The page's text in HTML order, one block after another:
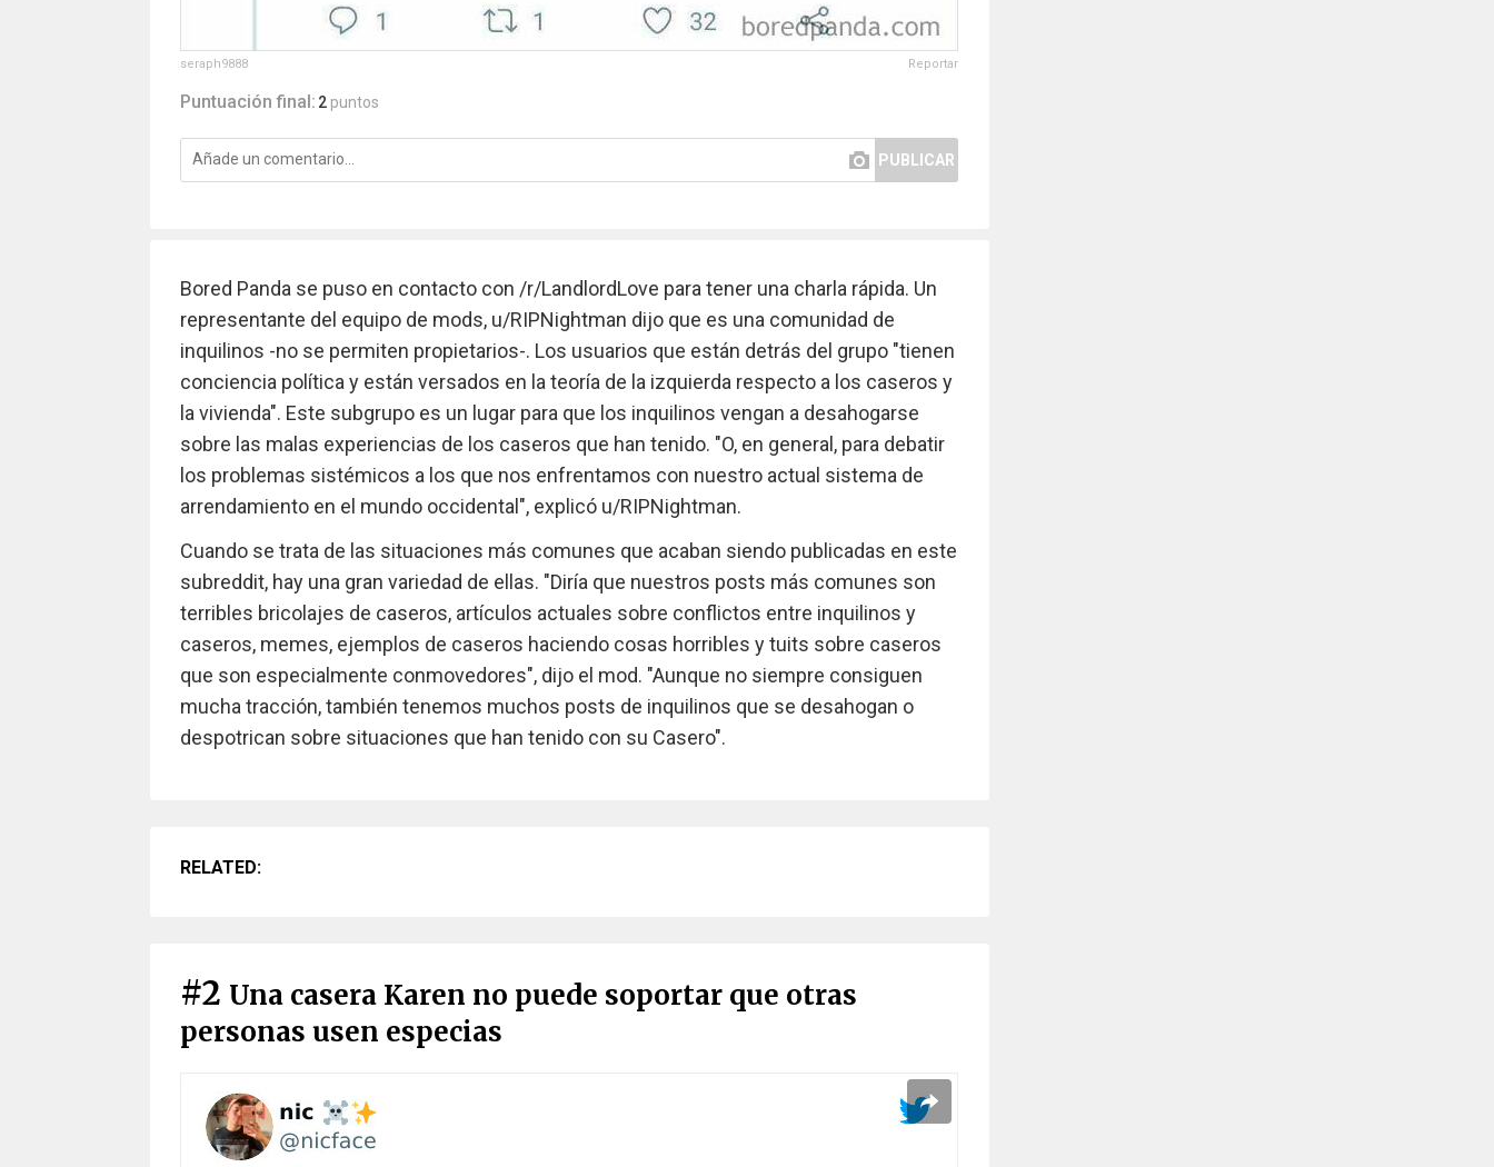
seraph9888 Reportar
Puntuación final: 2 puntos
PUBLICAR
Bored Panda se puso en contacto con /r/LandlordLove para tener una charla rápida. Un
representante del equipo de mods, u/RIPNightman dijo que es una comunidad de
inquilinos -no se permiten propietarios-. Los usuarios que están detrás del grupo "tienen
conciencia política y están versados en la teoría de la izquierda respecto a los caseros y
la vivienda". Este subgrupo es un lugar para que los inquilinos vengan a desahogarse
sobre las malas experiencias de los caseros que han tenido. "O, en general, para debatir
los problemas sistémicos a los que nos enfrentamos con nuestro actual sistema de
arrendamiento en el mundo occidental", explicó u/RIPNightman.
Cuando se trata de las situaciones más comunes que acaban siendo publicadas en este
subreddit, hay una gran variedad de ellas. "Diría que nuestros posts más comunes son
terribles bricolajes de caseros, artículos actuales sobre conflictos entre inquilinos y
caseros, memes, ejemplos de caseros haciendo cosas horribles y tuits sobre caseros
que son especialmente conmovedores", dijo el mod. "Aunque no siempre consiguen
mucha tracción, también tenemos muchos posts de inquilinos que se desahogan o
despotrican sobre situaciones que han tenido con su Casero".
RELATED:
#2 Una casera Karen no puede soportar que otras
personas usen especias